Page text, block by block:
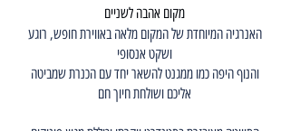
מקום אהבה לשניים
האנרגיה המיוחדת של המקום מלאה באווירת חופש, רוגע
ושקט אנסופי
והנוף היפה כמו ממגנט להשאר יחד עם הכנרת שמביטה
אליכם ושולחת חיוך חם